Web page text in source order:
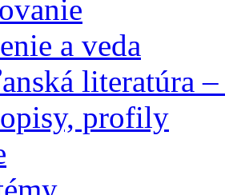
a veda
literatúra
profily